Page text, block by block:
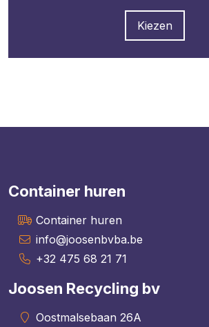
Kiezen
Container huren
Container huren
info@joosenbvba.be
+32 475 68 21 71
Joosen Recycling bv
Oostmalsebaan 26A